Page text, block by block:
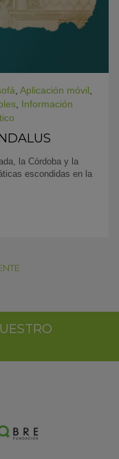
Aplicación móvil
Información
la Córdoba y la
escondidas en la